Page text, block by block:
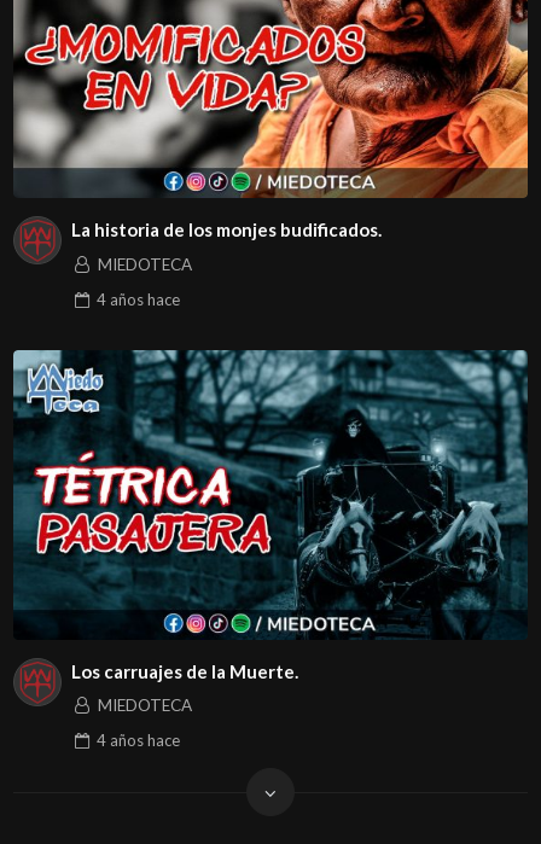
La historia de los monjes budificados.
MIEDOTECA
4 añoshace
Los carruajes de la Muerte.
MIEDOTECA
4 añoshace